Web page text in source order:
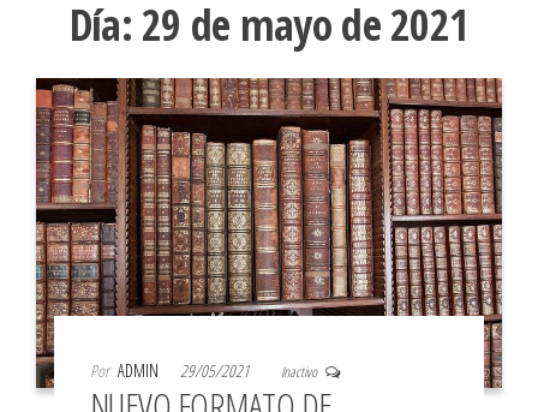
Día: 29 de mayo de 2021
Por ADMIN 29/05/2021 Inactivo